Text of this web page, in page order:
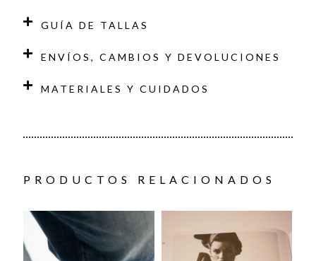
GUÍA DE TALLAS
ENVÍOS, CAMBIOS Y DEVOLUCIONES
MATERIALES Y CUIDADOS
PRODUCTOS RELACIONADOS